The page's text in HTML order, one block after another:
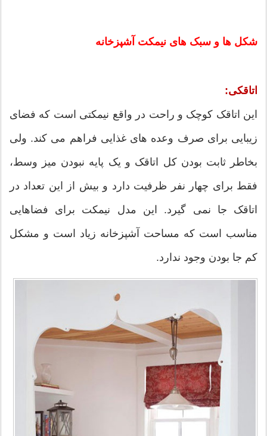
شکل ها و سبک های نیمکت آشپزخانه
اتاقکی:
این اتاقک کوچک و راحت در واقع نیمکتی است که فضای
زیبایی برای صرف وعده های غذایی فراهم می کند. ولی
بخاطر ثابت بودن کل اتاقک و یک پایه نبودن میز وسط،
فقط برای چهار نفر ظرفیت دارد و بیش از این تعداد در
اتاقک جا نمی گیرد. این مدل نیمکت برای فضاهایی
مناسب است که مساحت آشپزخانه زیاد است و مشکل
کم جا بودن وجود ندارد.